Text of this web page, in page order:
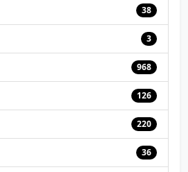
38
3
968
126
220
36